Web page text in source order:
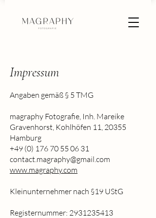
Impressum
Angaben gemäß § 5 TMG
magraphy Fotografie, Inh. Mareike
Gravenhorst, Kohlhöfen 11, 20355
Hamburg
+49 (0) 176 70 55 06 31
contact.magraphy@gmail.com
www.magraphy.com
​Kleinunternehmer nach §19 UStG
Registernummer: 2931235413